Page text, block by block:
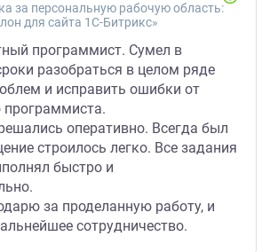
за персональную рабочую область:
для сайта 1С-Битрикс»
программист. Сумел в
разобраться в целом ряде
и исправить ошибки от
оперативно. Всегда был
строилось легко. Все задания
быстро и
за проделанную работу, и
сотрудничество.